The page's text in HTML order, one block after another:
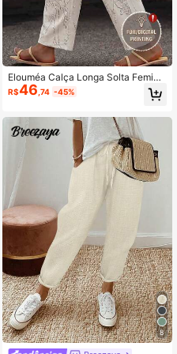
Elouméa Calça Longa Solta Femini
na Minimalista Casual com Estamp
a, Tecido, Bolso Inclinado, Cintura E
nilado, Primavera Verão Férias
R$46 ,74 -45%
8